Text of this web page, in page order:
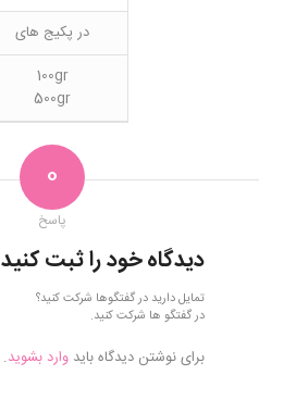
در پکیج های
100gr
500gr
0
پاسخ
دیدگاه خود را ثبت کنید
تمایل دارید در گفتگوها شرکت کنید؟
در گفتگو ها شرکت کنید.
برای نوشتن دیدگاه باید وارد بشوید.